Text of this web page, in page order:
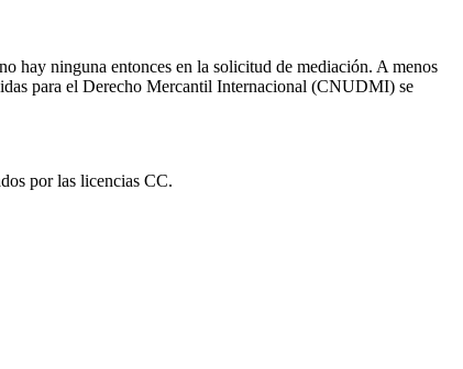
hay ninguna entonces en la solicitud de mediación. A menos
para el Derecho Mercantil Internacional (CNUDMI) se
por las licencias CC.